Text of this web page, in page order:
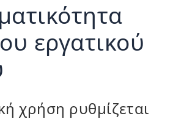
εργατικού
χρήση ρυθμίζεται